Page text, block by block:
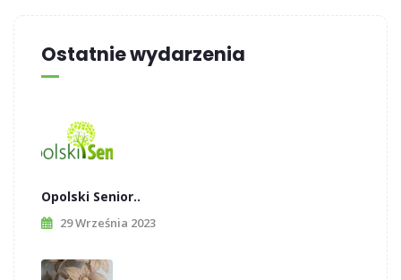
Ostatnie wydarzenia
Opolski Senior..
29 Września 2023